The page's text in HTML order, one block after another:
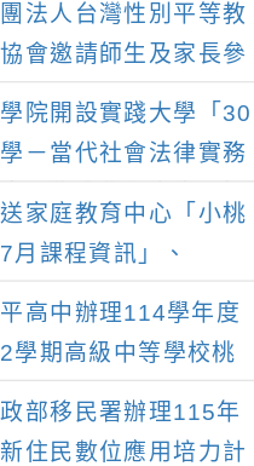
別平等教育建置課程與
人才庫實施計畫」一
請鼓勵校內教師踴
出申請，請查照。
法人台灣性別平等教
會邀請師生及家長參
幸符製造所：與同志
少年一起長大」互動式
，歡迎參觀。
院開設實踐大學「30
－當代社會法律實務
家庭教育中心「小桃
月課程資訊」、
密關係工作坊」、
祖孫樂淘桃創意照片徵
高中辦理114學年度
學期高級中等學校桃
部移民署辦理115年
新住民數位應用培力計
轉知崇仁醫專校慶暨
校園參觀活動